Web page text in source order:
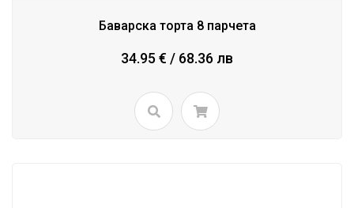
Баварска торта 8 парчета
34.95 € / 68.36 лв